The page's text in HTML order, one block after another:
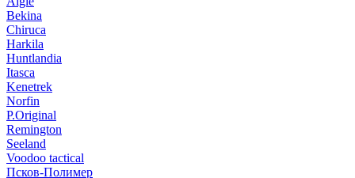
Bekina
Chiruсa
Harkila
Huntlandia
Itasca
Kenetrek
Norfin
P.Original
Remington
Seeland
Voodoo tactical
Псков-Полимер